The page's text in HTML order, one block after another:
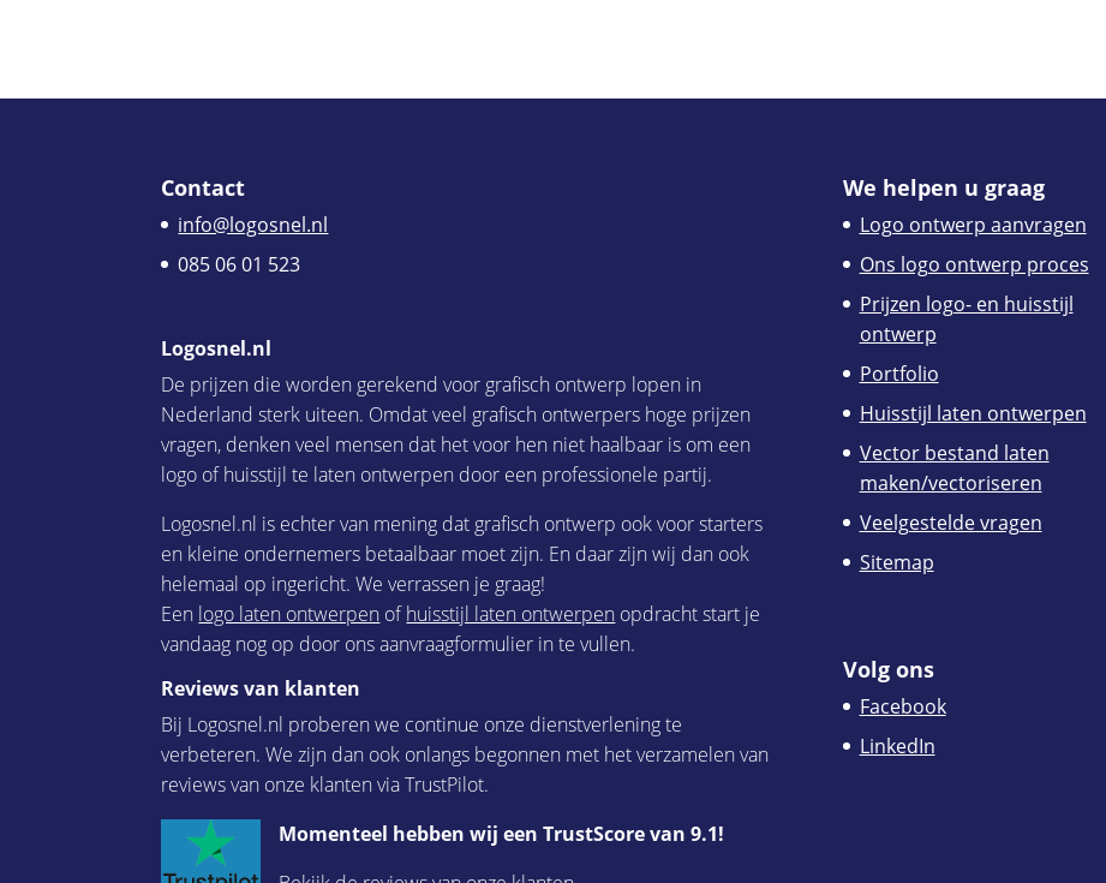
Contact
info@logosnel.nl
085 06 01 523
Logosnel.nl
De prijzen die worden gerekend voor grafisch ontwerp lopen in
Nederland sterk uiteen. Omdat veel grafisch ontwerpers hoge prijzen
vragen, denken veel mensen dat het voor hen niet haalbaar is om een
logo of huisstijl te laten ontwerpen door een professionele partij.
Logosnel.nl is echter van mening dat grafisch ontwerp ook voor starters
en kleine ondernemers betaalbaar moet zijn. En daar zijn wij dan ook
helemaal op ingericht. We verrassen je graag!
Een logo laten ontwerpen ofhuisstijl laten ontwerpen opdracht start je
vandaag nog op door ons aanvraagformulier in te vullen.
Reviews van klanten
Bij Logosnel.nl proberen we continue onze dienstverlening te
verbeteren. We zijn dan ook onlangs begonnen met het verzamelen van
reviews van onze klanten via TrustPilot.
Momenteel hebben wij een TrustScore van 9.1!
We helpen u graag
Logo ontwerp aanvragen
Ons logo ontwerp proces
Prijzen logo- en huisstijl
ontwerp
Portfolio
Huisstijl laten ontwerpen
Vector bestand laten
maken/vectoriseren
Veelgestelde vragen
Sitemap
Volg ons
Facebook
LinkedIn